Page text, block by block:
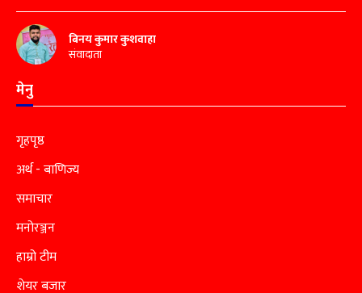
बिनय कुमार कुशवाहा
संवादाता
मेनु
गृहपृष्ठ
अर्थ - बाणिज्य
समाचार
मनोरञ्जन
हाम्रो टीम
शेयर बजार